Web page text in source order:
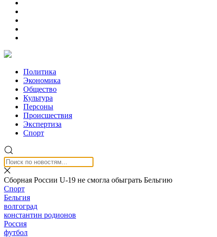
Политика
Экономика
Общество
Культура
Персоны
Происшествия
Экспертиза
Спорт
Сборная России U-19 не смогла обыграть Бельгию
Спорт
Бельгия
волгоград
константин родионов
Россия
футбол